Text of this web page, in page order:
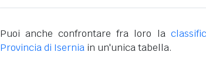
Puoi anche confrontare fra loro la
Provincia di Isernia in un'unica tabella.